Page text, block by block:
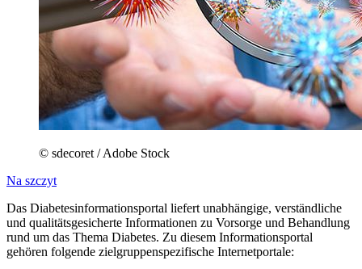
© sdecoret / Adobe Stock
Na szczyt
Das Diabetesinformationsportal liefert unabhängige, verständliche
und qualitätsgesicherte Informationen zu Vorsorge und Behandlung
rund um das Thema Diabetes. Zu diesem Informationsportal
gehören folgende zielgruppenspezifische Internetportale: